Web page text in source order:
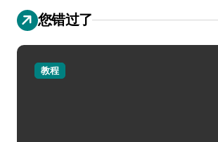
您错过了
教程